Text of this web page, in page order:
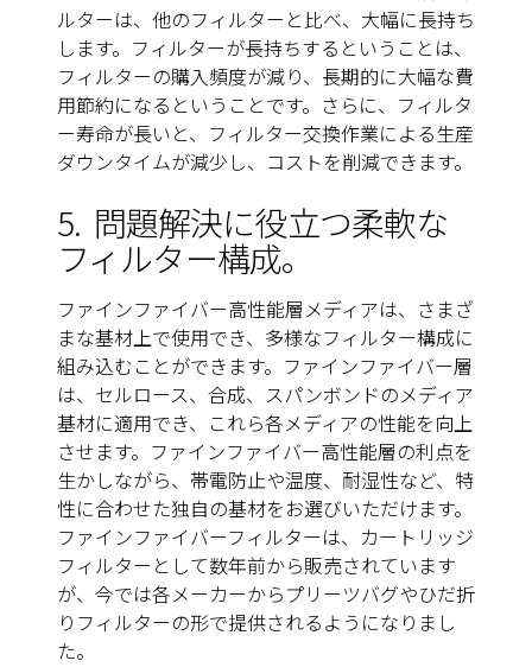
ルターは、他のフィルターと比べ、大幅に長持ち
します。フィルターが長持ちするということは、
フィルターの購入頻度が減り、長期的に大幅な費
用節約になるということです。さらに、フィルタ
ー寿命が長いと、フィルター交換作業による生産
ダウンタイムが減少し、コストを削減できます。
5. 問題解決に役立つ柔軟な
フィルター構成。
ファインファイバー高性能層メディアは、さまざ
まな基材上で使用でき、多様なフィルター構成に
組み込むことができます。ファインファイバー層
は、セルロース、合成、スパンボンドのメディア
基材に適用でき、これら各メディアの性能を向上
させます。ファインファイバー高性能層の利点を
生かしながら、帯電防止や温度、耐湿性など、特
性に合わせた独自の基材をお選びいただけます。
ファインファイバーフィルターは、カートリッジ
フィルターとして数年前から販売されています
が、今では各メーカーからプリーツバグやひだ折
りフィルターの形で提供されるようになりまし
た。